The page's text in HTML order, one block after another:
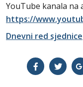
YouTube kanala na
https://
Dnevni red sjednice